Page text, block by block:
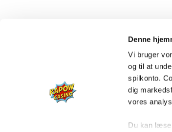
Denne
Vi bruger
og til at
spilkonto.
dig
vores
Du kan læse